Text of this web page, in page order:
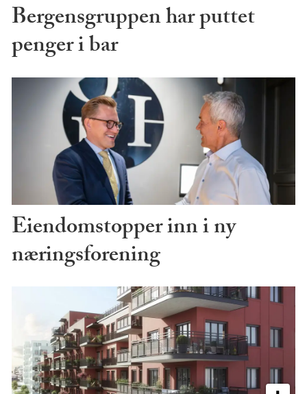
Bergensgruppen har puttet
penger i bar
Eiendomstopper inn i ny
næringsforening